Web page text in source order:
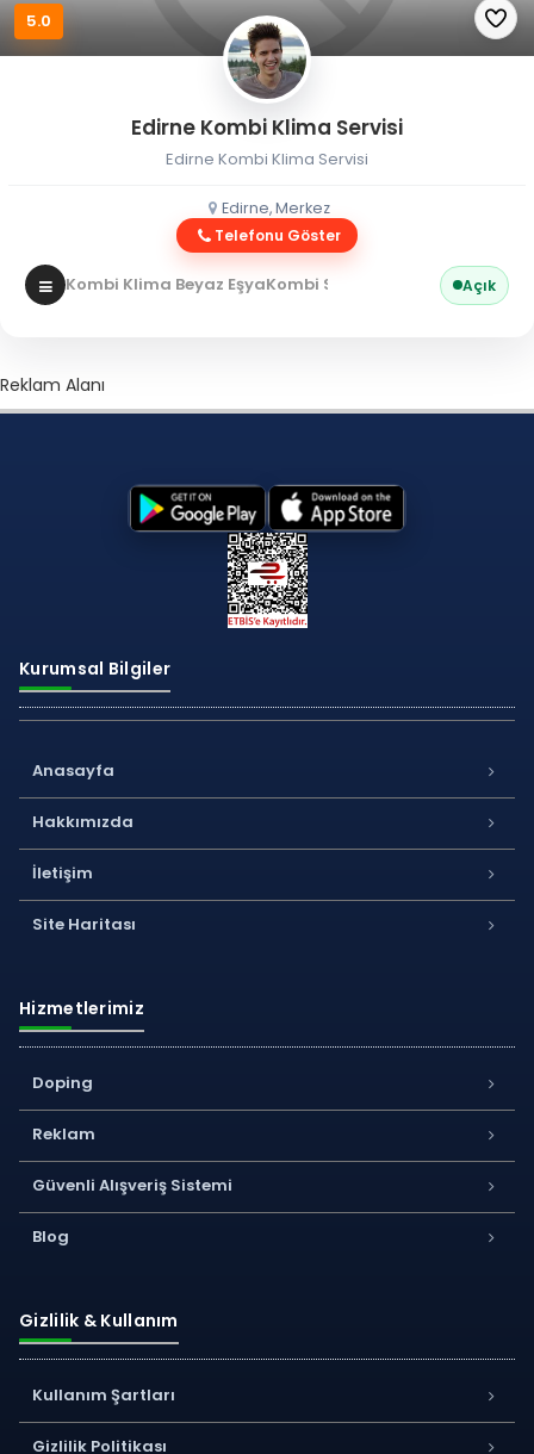
5.0
Edirne Kombi Klima Servisi
Edirne Kombi Klima Servisi
Edirne, Merkez
Telefonu Göster
Kombi Klima Beyaz EşyaKombi Servisi Açık
Reklam Alanı
Kurumsal Bilgiler
Anasayfa
Hakkımızda
İletişim
Site Haritası
Hizmetlerimiz
Doping
Reklam
Güvenli Alışveriş Sistemi
Blog
Gizlilik & Kullanım
Kullanım Şartları
Gizlilik Politikası